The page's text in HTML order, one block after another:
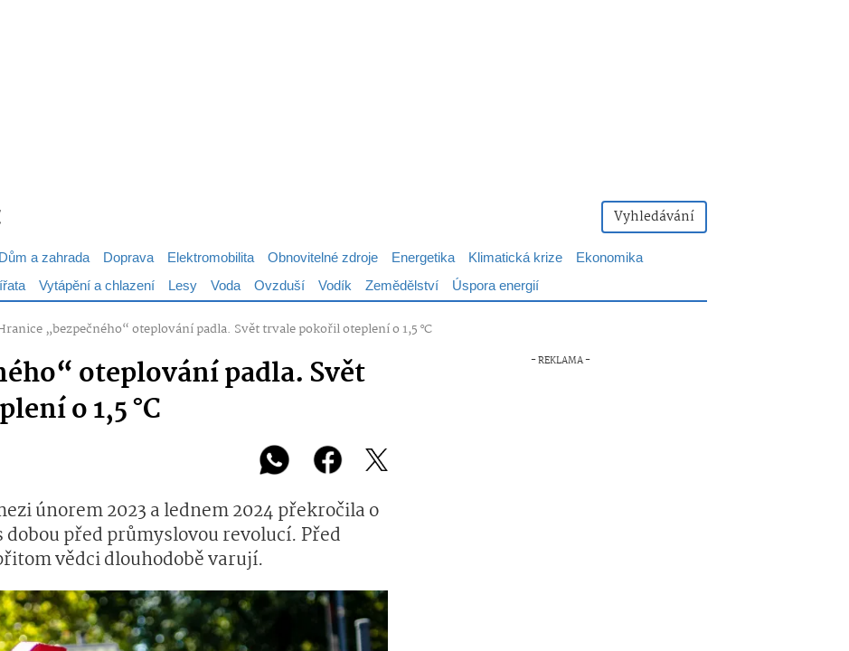
Vyhledávání
Dům a zahrada Doprava Elektromobilita Obnovitelné zdroje Energetika Klimatická krize
Ekonomika
Vytápění a chlazení Lesy Voda Ovzduší Vodík Zemědělství Úspora energií
„bezpečného“ oteplování padla. Svět trvale pokořil oteplení o 1,5 °C
oteplování padla. Svět
o 1,5 °C
únorem 2023 a lednem 2024 překročila o
dobou před průmyslovou revolucí. Před
vědci dlouhodobě varují.